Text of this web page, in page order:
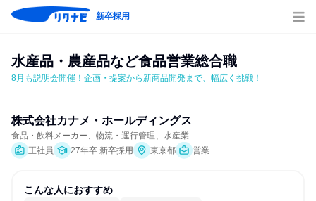
新卒採用
水産品・農産品など食品営業総合職
8月も説明会開催！企画・提案から新商品開発まで、幅広く挑戦！
株式会社カナメ・ホールディングス
食品・飲料メーカー、物流・運行管理、水産業
正社員
27年卒 新卒採用 東京都 営業
こんな人におすすめ